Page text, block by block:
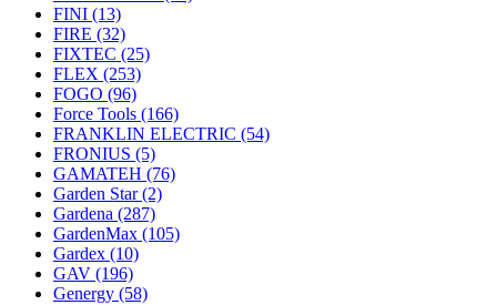
FINI (13)
FIRE (32)
FIXTEC (25)
FLEX (253)
FOGO (96)
Force Tools (166)
FRANKLIN ELECTRIC (54)
FRONIUS (5)
GAMATEH (76)
Garden Star(2)
Gardena (287)
GardenMax (105)
Gardex (10)
GAV (196)
Genergy (58)